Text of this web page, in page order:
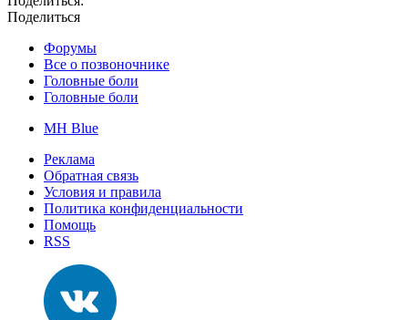
Поделиться
Форумы
Все о позвоночнике
Головные боли
Головные боли
MH Blue
Реклама
Обратная связь
Условия и правила
Политика конфиденциальности
Помощь
RSS